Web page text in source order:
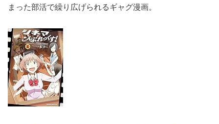
まった部活で繰り広げられるギャグ漫画。